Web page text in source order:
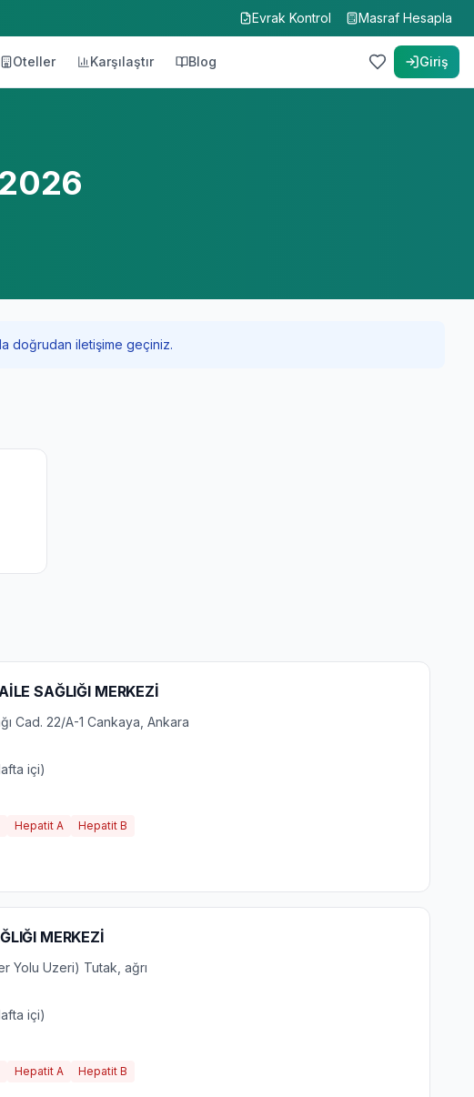
Evrak Kontrol Masraf Hesapla
Oteller Karşılaştır Blog Giriş
doğrudan iletişime geçiniz.
SAĞLIĞI MERKEZİ
Cad. 22/A-1 Cankaya, Ankara
içi)
Hepatit A Hepatit B
MERKEZİ
Yolu Uzeri) Tutak, ağrı
içi)
Hepatit A Hepatit B